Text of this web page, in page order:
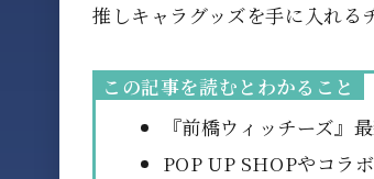
推しキャラグッズを手に入れる
この記事を読むとわかること
『前橋ウィッチーズ』
POP UP SHOPやコラ